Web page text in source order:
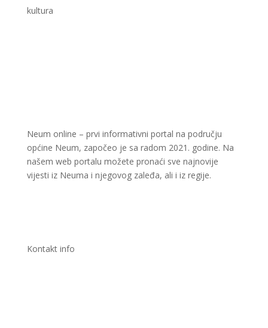
kultura
Neum online – prvi informativni portal na području
općine Neum, započeo je sa radom 2021. godine. Na
našem web portalu možete pronaći sve najnovije
vijesti iz Neuma i njegovog zaleđa, ali i iz regije.
Kontakt info